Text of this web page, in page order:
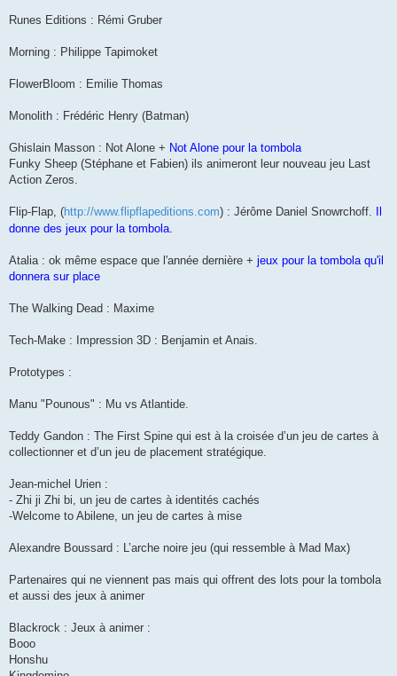
Runes Editions : Rémi Gruber
Morning : Philippe Tapimoket
FlowerBloom : Emilie Thomas
Monolith : Frédéric Henry (Batman)
Ghislain Masson : Not Alone + Not Alone pour la tombola
Funky Sheep (Stéphane et Fabien) ils animeront leur nouveau jeu Last
Action Zeros.
Flip-Flap, (http://www.flipflapeditions.com) : Jérôme Daniel Snowrchoff. Il
donne des jeux pour la tombola.
Atalia : ok même espace que l'année dernière + jeux pour la tombola qu'il
donnera sur place
The Walking Dead : Maxime
Tech-Make : Impression 3D : Benjamin et Anais.
Prototypes :
Manu "Pounous" : Mu vs Atlantide.
Teddy Gandon : The First Spine qui est à la croisée d’un jeu de cartes à
collectionner et d’un jeu de placement stratégique.
Jean-michel Urien :
- Zhi ji Zhi bi, un jeu de cartes à identités cachés
-Welcome to Abilene, un jeu de cartes à mise
Alexandre Boussard : L’arche noire jeu (qui ressemble à Mad Max)
Partenaires qui ne viennent pas mais qui offrent des lots pour la tombola
et aussi des jeux à animer
Blackrock : Jeux à animer :
Booo
Honshu